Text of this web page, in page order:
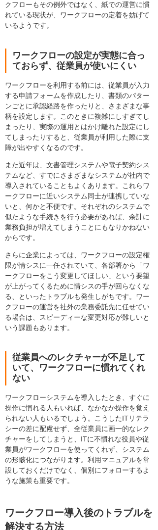
クフローもその例外ではなく、紙での運営に慣
れている現状が、ワークフローの定着を妨げて
いるようです。
ワークフローの設定が実態に合っ
ておらず、従業員が使いにくい
ワークフローを利用する前には、従業員が入力
する申請フォームを作成したり、書類のパター
ンごとに承認経路を作ったりと、さまざまな事
柄を設定します。このときに複雑にしすぎてし
まったり、実際の運用とはかけ離れた設定にし
てしまったりすると、従業員が利用した際に支
障が出やすくなるのです。
また近年は、文書管理システムや電子契約シス
テムなど、すでにさまざまなシステムが社内で
導入されていることもよくあります。これらワ
ークフローに近いシステム同士が連携していな
いと、何かと不便です。それぞれのシステムで
似たような手続きを行う必要があれば、余計に
業務負担が増えてしまうことにもなりかねない
からです。
さらに企業によっては、ワークフローの設定権
限が情シスに一任されていて、各部署から「ワ
ークフローをこう変更してほしい」という要望
が上がってくるために情シスの手が回らなくな
る、といったトラブルも発生しがちです。ワー
クフローの運営を社外の業務委託先に任せてい
る場合は、スピーディーな変更対応が難しいと
いう課題もあります。
従業員へのレクチャーが不足して
いて、ワークフローに慣れてくれ
ない
ワークフローシステムを導入したとき、すぐに
操作に慣れる人もいれば、なかなか操作を覚え
られない人もいるでしょう。こうしたITリテラ
シーの差に配慮せず、全従業員に画一的なレク
チャーをしてしまうと、ITに不慣れな役員や従
業員がワークフローを使ってくれず、システム
の形骸化につながります。利用マニュアルを常
設しておくだけでなく、個別にフォローするよ
うな施策も重要です。
ワークフロー導入後のトラブルを
解決する方法